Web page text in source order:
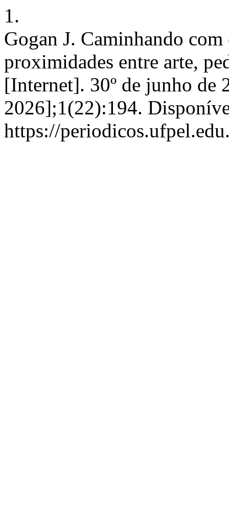
1.
Gogan J. Caminhando
proximidades entre arte,
[Internet]. 30º de junho de
2026];1(22):194.
https://